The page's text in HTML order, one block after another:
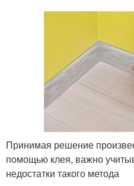
Принимая решение
помощью клея, важно
недостатки такого метода